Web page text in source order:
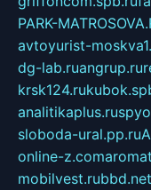
PARK-
avtoyurist-
dg-lab.ruangrup.ru
krsk124.ru
analitikaplus.ru
sloboda-ural.pp.ru
online-z.com
mobilvest.ru